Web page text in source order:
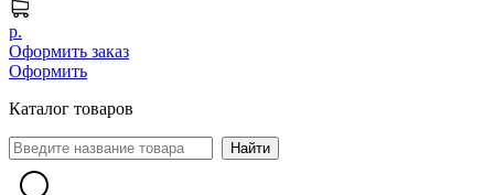
р.
Оформить заказ
Оформить
Каталог товаров